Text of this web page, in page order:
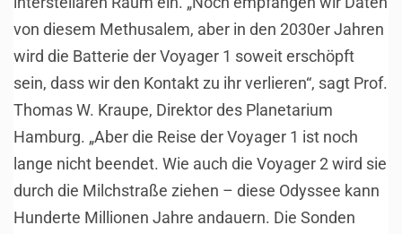
von diesem Methusalem, aber in den 2030er Jahren
wird die Batterie der Voyager 1 soweit erschöpft
sein, dass wir den Kontakt zu ihr verlieren“, sagt Prof.
Thomas W. Kraupe, Direktor des Planetarium
Hamburg. „Aber die Reise der Voyager 1 ist noch
lange nicht beendet. Wie auch die Voyager 2 wird sie
durch die Milchstraße ziehen – diese Odyssee kann
Hunderte Millionen Jahre andauern. Die Sonden